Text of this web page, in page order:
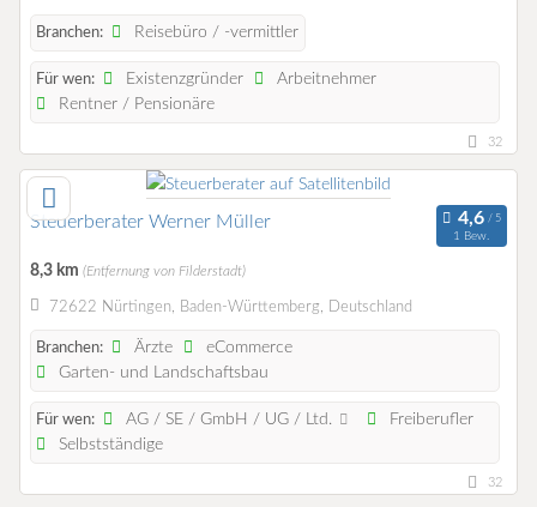
Branchen: Reisebüro / -vermittler
Für wen: Existenzgründer
Arbeitnehmer
Rentner / Pensionäre
32
Steuerberater Werner Müller
1 Bew.
8,3 km (Entfernung von Filderstadt)
72622 Nürtingen, Baden-Württemberg, Deutschland
Branchen: Ärzte
eCommerce
Garten- und Landschaftsbau
Für wen: AG / SE / GmbH / UG / Ltd.
Freiberufler
Selbstständige
32